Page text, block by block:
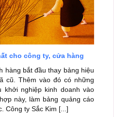
cho công ty, cửa hàng
hàng bắt đầu thay bảng hiệu
cũ. Thêm vào đó có những
khởi nghiệp kinh doanh vào
này, làm bảng quảng cáo
Công ty Sắc Kim [...]